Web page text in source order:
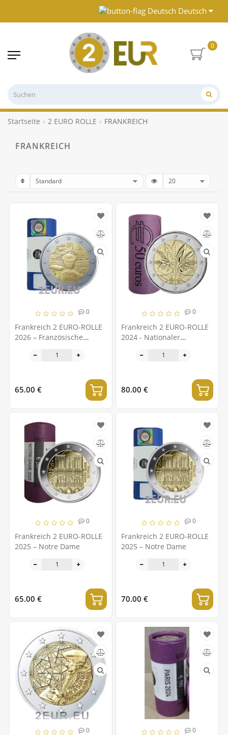
Deutsch
0
Startseite 2 EURO ROLLE FRANKREICH
FRANKREICH
0
Frankreich 2 EURO-ROLLE
2026 – Französische
65.00 €
0
Frankreich 2 EURO-ROLLE
2024 - Nationaler
80.00 €
0
Frankreich 2 EURO-ROLLE
2025 – Notre Dame
65.00 €
0
Frankreich 2 EURO-ROLLE
2025 – Notre Dame
70.00 €
0 0